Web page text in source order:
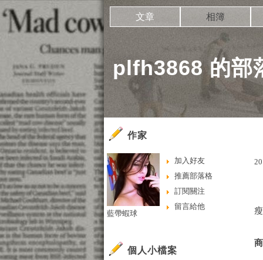
plfh3868 的部
文章 相簿
作家
加入好友
推薦部落格
訂閱關注
留言給他
藍帶蝦球
個人小檔案